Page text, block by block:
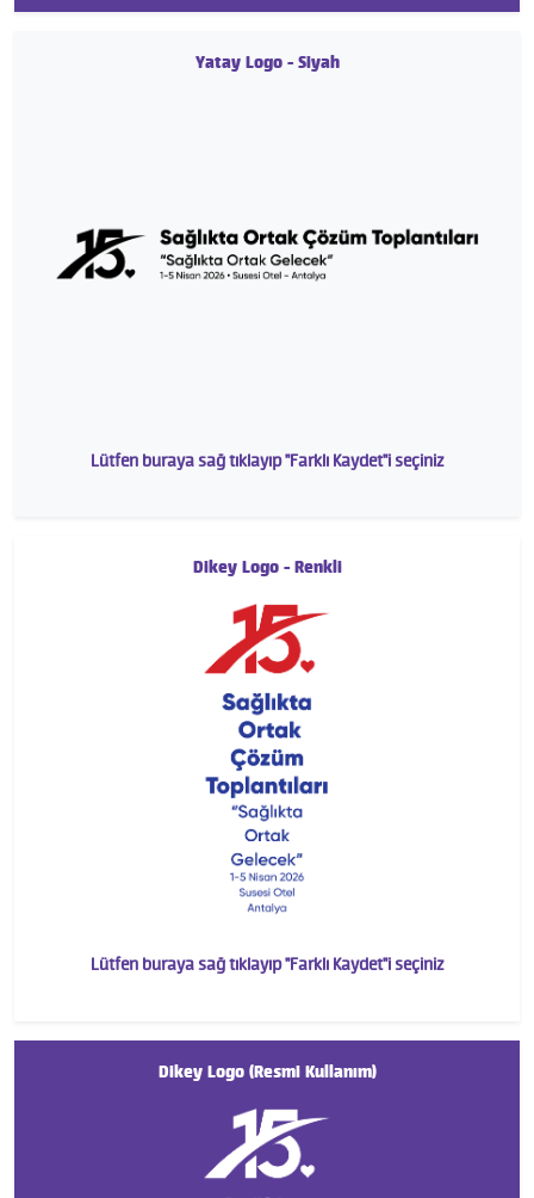
Yatay Logo - Siyah
Lütfen buraya sağ tıklayıp "Farklı Kaydet"i seçiniz
Dikey Logo - Renkli
Lütfen buraya sağ tıklayıp "Farklı Kaydet"i seçiniz
Dikey Logo (Resmi Kullanım)